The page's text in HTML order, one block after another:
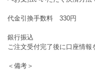
代金引換手数料 330円
銀行振込
ご注文受付完了後に口座情報
＜備考＞